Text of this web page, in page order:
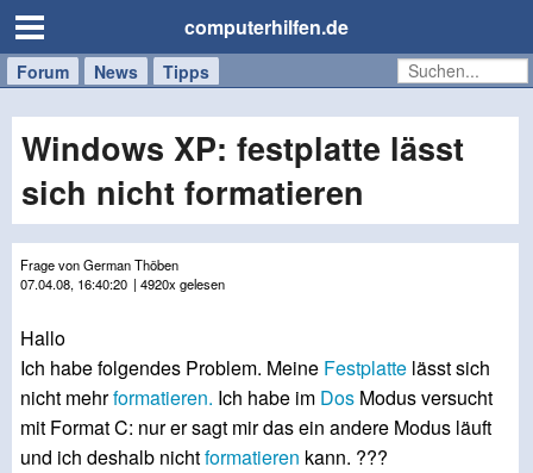
computerhilfen.de
Forum News Tipps
Handy
Tablet
Windows
Mac
Windows XP: festplatte lässt
sich nicht formatieren
Frage von German Thöben
07.04.08, 16:40:20 | 4920x gelesen
Hallo
Ich habe folgendes Problem. Meine Festplatte lässt sich
nicht mehrformatieren. Ich habe im Dos Modus versucht
mit Format C: nur er sagt mir das ein andere Modus läuft
und ich deshalb nichtformatieren kann. ???